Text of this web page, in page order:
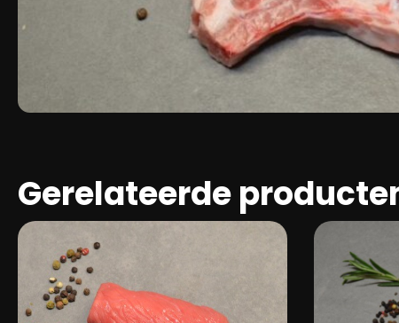
Gerelateerde